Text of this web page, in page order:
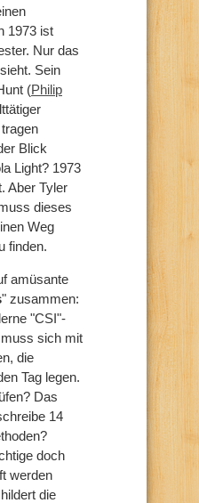
1973 ist
Nur das
Sein
(Philip
Blick
Light? 1973
Aber Tyler
dieses
Weg
finden.
amüsante
" zusammen:
"CSI"-
sich mit
die
Tag legen.
Das
14
doch
werden
die